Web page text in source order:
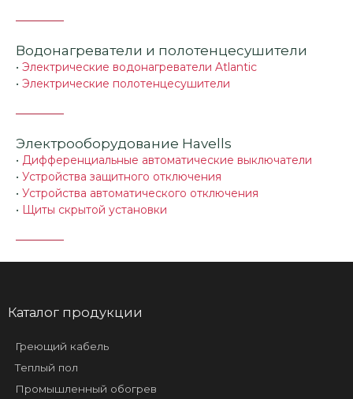
Водонагреватели и полотенцесушители
• Электрические водонагреватели Atlantic
• Электрические полотенцесушители
Электрооборудование Havells
• Дифференциальные автоматические выключатели
• Устройства защитного отключения
• Устройства автоматического отключения
• Щиты скрытой установки
Каталог продукции
Греющий кабель
Теплый пол
Промышленный обогрев